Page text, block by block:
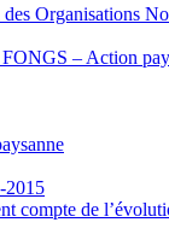
Organisations
– Action
2015
compte de